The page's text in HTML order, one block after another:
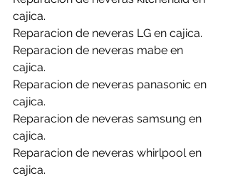
cajica.
Reparacion de neveras LG en cajica.
Reparacion de neveras mabe en
cajica.
Reparacion de neveras panasonic en
cajica.
Reparacion de neveras samsung en
cajica.
Reparacion de neveras whirlpool en
cajica.